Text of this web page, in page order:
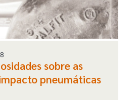
sobre as
pneumáticas